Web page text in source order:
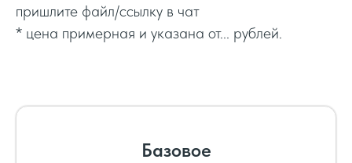
пришлите файл/ссылку в чат
* цена примерная и указана от... рублей.
Базовое